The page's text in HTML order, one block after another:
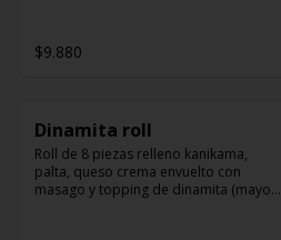
$9.880
Dinamita roll
Roll de 8 piezas relleno kanikama,
palta, queso crema envuelto con
masago y topping de dinamita (mayo y